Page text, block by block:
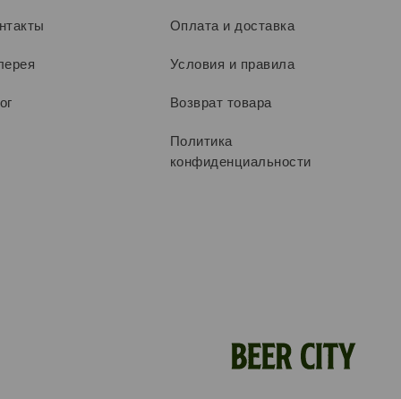
Оплата и доставка
Условия и правила
Возврат товара
Политика
конфиденциальности